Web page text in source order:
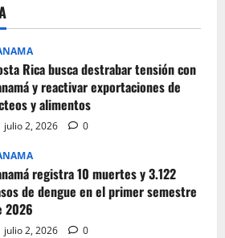
Rica busca destrabar tensión con
y reactivar exportaciones de
y alimentos
julio 2, 2026 0
registra 10 muertes y 3.122
de dengue en el primer semestre
2026
julio 2, 2026 0